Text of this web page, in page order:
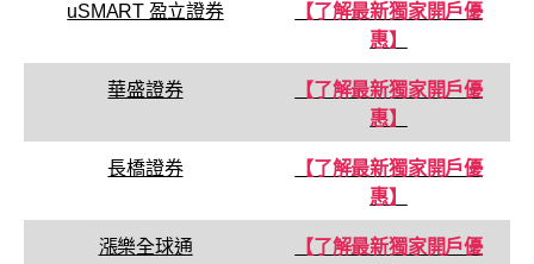
uSMART 盈立證券
【了解最新獨家開戶優
惠】
華盛證券
【了解最新獨家開戶優
惠】
長橋證券
【了解最新獨家開戶優
惠】
漲樂全球通
【了解最新獨家開戶優